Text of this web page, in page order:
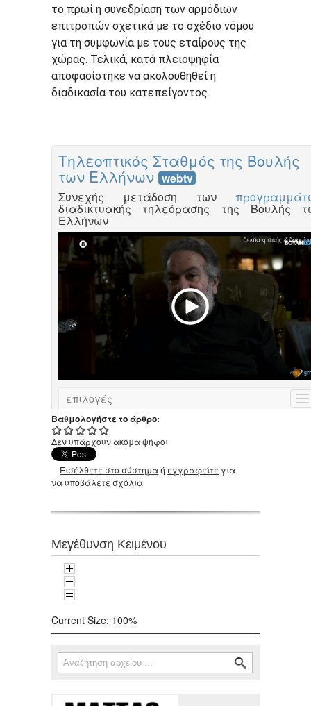
το πρωί η συνεδρίαση των αρμόδιων
επιτροπών σχετικά με το σχέδιο νόμου
για τη συμφωνία με τους εταίρους της
χώρας. Τελικά, κατά πλειοψηφία
αποφασίστηκε να ακολουθηθεί η
διαδικασία του κατεπείγοντος.
Βαθμολογήστε το άρθρο:
Δεν υπάρχουν ακόμα ψήφοι
Εισέλθετε στο σύστημαή εγγραφείτε για
να υποβάλετε σχόλια
Μεγέθυνση Κειμένου
Current Size: 100%
Φόρμα αναζήτησης
Αναζήτηση